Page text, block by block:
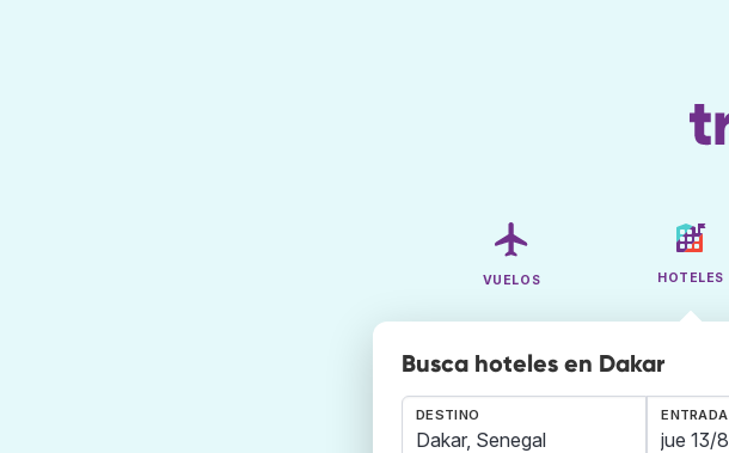
VUELOS HOTELES
Busca hoteles en Dakar
DESTINO ENTRADA